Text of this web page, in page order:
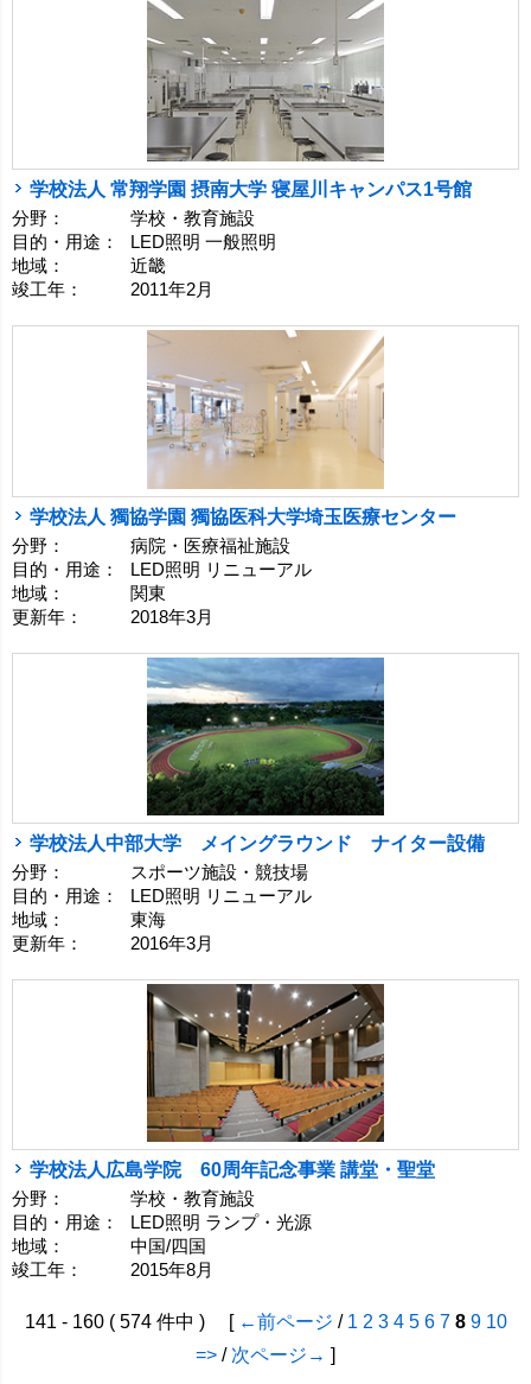
学校法人 常翔学園 摂南大学 寝屋川キャンパス1号館
分野：
学校・教育施設
目的・用途：
LED照明 一般照明
地域：
近畿
竣工年：
2011年2月
学校法人 獨協学園 獨協医科大学埼玉医療センター
分野：
病院・医療福祉施設
目的・用途：
LED照明 リニューアル
地域：
関東
更新年：
2018年3月
学校法人中部大学 メイングラウンド ナイター設備
分野：
スポーツ施設・競技場
目的・用途：
LED照明 リニューアル
地域：
東海
更新年：
2016年3月
学校法人広島学院 60周年記念事業 講堂・聖堂
分野：
学校・教育施設
目的・用途：
LED照明 ランプ・光源
地域：
中国/四国
竣工年：
2015年8月
141 - 160 ( 574 件中 ) [ ←前ページ / 1 2 3 4 5 6 7 8 9 10
=> / 次ページ→ ]